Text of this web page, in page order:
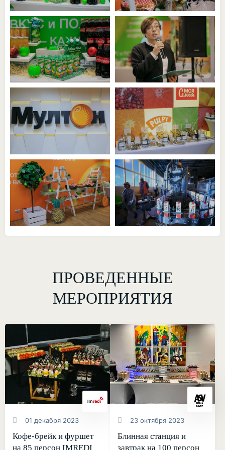
ПРОВЕДЕННЫЕ
МЕРОПРИЯТИЯ
01 декабря 2023
Кофе-брейк и фуршет
на 85 персон IMREDI
23 октября 2023
Блинная станция и
завтрак на 100 персон